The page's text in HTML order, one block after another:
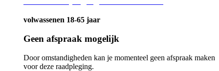
volwassenen 18-65 jaar
Geen afspraak mogelijk
Door omstandigheden kan je momenteel geen afspraak maken
voor deze raadpleging.